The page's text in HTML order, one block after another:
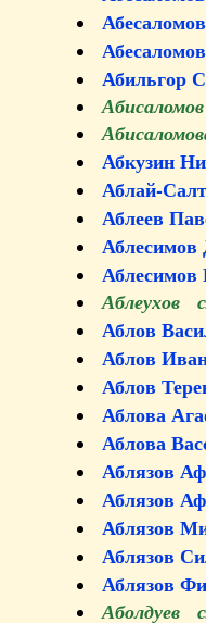
Абильгор
Абкузин
Аблай-
Аблеев
Аблесимов
Аблеухов
Аблов
Аблов
Аблов
Аблова
Аблова
Аблязов
Аблязов
Аблязов
Аблязов
Аблязов
Аболдуев